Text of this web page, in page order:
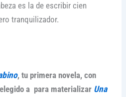
es la de escribir cien
tranquilizador.
, tu primera novela, con
a para materializar Una